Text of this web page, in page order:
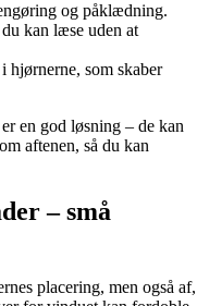
og påklædning.
kan læse uden at
hjørnerne, som skaber
en god løsning – de kan
aftenen, så du kan
– små
placering, men også af,